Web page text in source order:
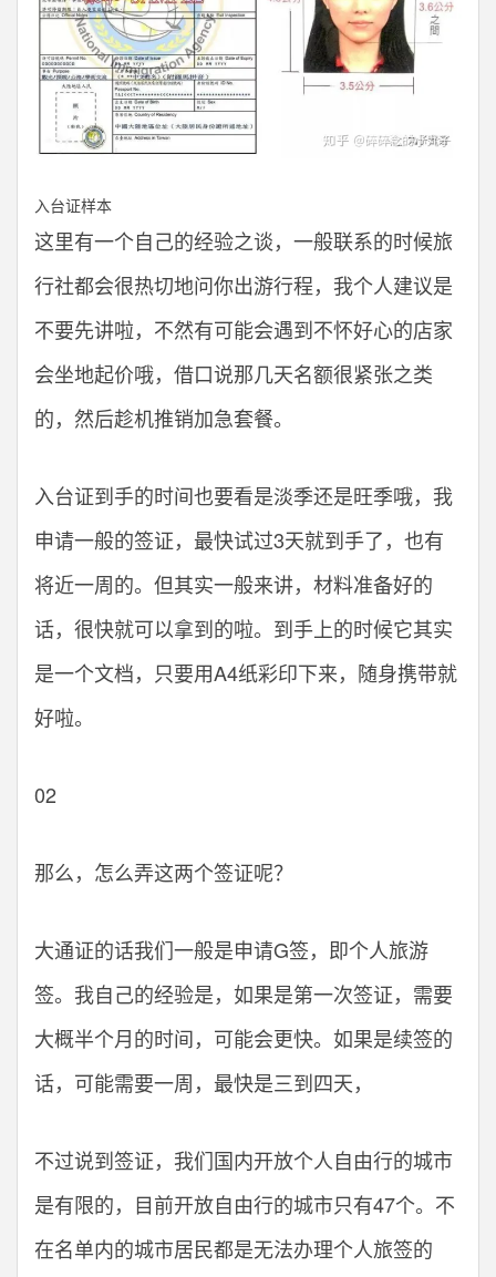
入台证样本
这里有一个自己的经验之谈，一般联系的时候旅
行社都会很热切地问你出游行程，我个人建议是
不要先讲啦，不然有可能会遇到不怀好心的店家
会坐地起价哦，借口说那几天名额很紧张之类
的，然后趁机推销加急套餐。
入台证到手的时间也要看是淡季还是旺季哦，我
申请一般的签证，最快试过3天就到手了，也有
将近一周的。但其实一般来讲，材料准备好的
话，很快就可以拿到的啦。到手上的时候它其实
是一个文档，只要用A4纸彩印下来，随身携带就
好啦。
02
那么，怎么弄这两个签证呢？
大通证的话我们一般是申请G签，即个人旅游
签。我自己的经验是，如果是第一次签证，需要
大概半个月的时间，可能会更快。如果是续签的
话，可能需要一周，最快是三到四天，
不过说到签证，我们国内开放个人自由行的城市
是有限的，目前开放自由行的城市只有47个。不
在名单内的城市居民都是无法办理个人旅签的